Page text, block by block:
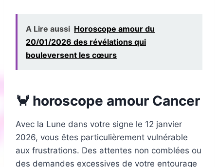
A Lire aussi Horoscope amour du
20/01/2026 des révélations qui
bouleversent les cœurs
🦀 horoscope amour Cancer
Avec la Lune dans votre signe le 12 janvier
2026, vous êtes particulièrement vulnérable
aux frustrations. Des attentes non comblées ou
des demandes excessives de votre entourage